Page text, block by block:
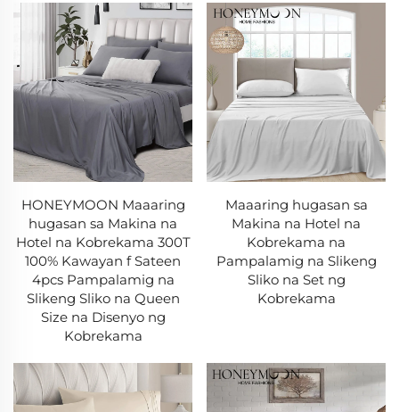
HONEYMOON Maaaring
hugasan sa Makina na
Hotel na Kobrekama 300T
100% Kawayan f Sateen
4pcs Pampalamig na
Slikeng Sliko na Queen
Size na Disenyo ng
Kobrekama
Maaaring hugasan sa
Makina na Hotel na
Kobrekama na
Pampalamig na Slikeng
Sliko na Set ng
Kobrekama